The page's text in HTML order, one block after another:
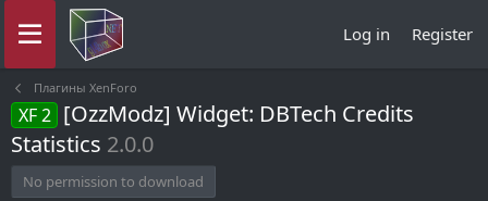
Log in Register
Плагины XenForo
XF 2 [OzzModz] Widget: DBTech Credits
Statistics 2.0.0
No permission to download